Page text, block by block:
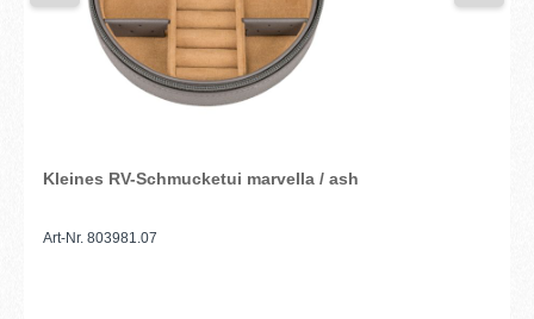
Kleines RV-Schmucketui marvella / ash
Art-Nr. 803981.07